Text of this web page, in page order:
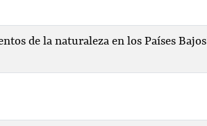
de la naturaleza en los Países Bajos